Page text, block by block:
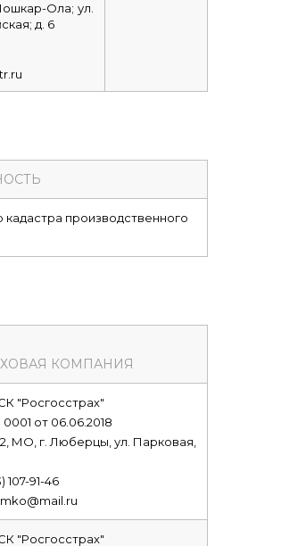
Ола; ул.
д. 6
производственного
КОМПАНИЯ
"Росгосстрах"
от 06.06.2018
МО, г. Люберцы, ул. Парковая,
107-91-46
"Росгосстрах"